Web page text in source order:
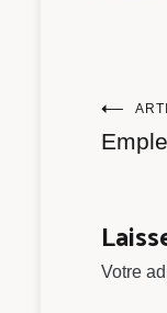
Votre